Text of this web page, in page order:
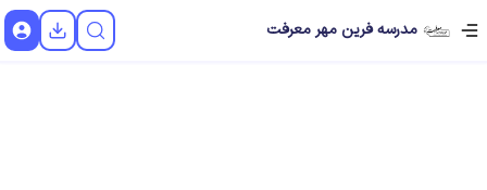
مدرسه فرین مهر معرفت